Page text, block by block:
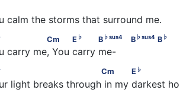
calm the storms that surround me.
Cm           E ♭ B♭ sus
Cm E ♭ B ♭sus4 B ♭sus4 B ♭
carry me, You carry me-
Cm            E
Cm E ♭
light breaks through in my darkest